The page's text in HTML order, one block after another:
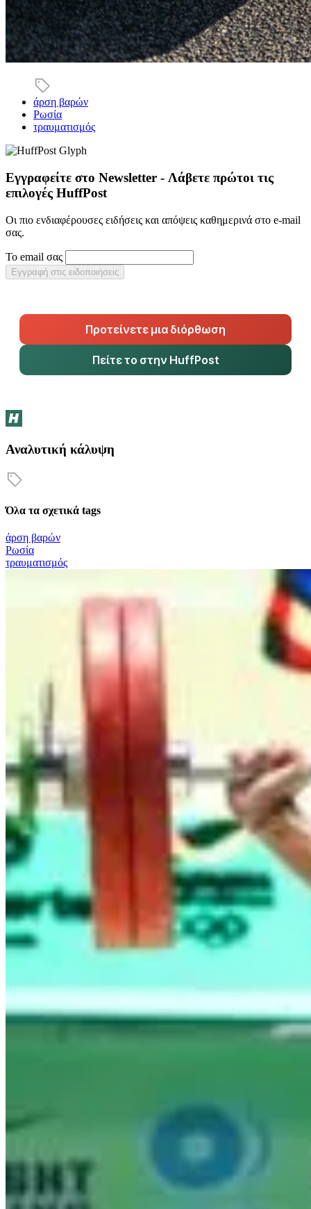
άρση βαρών
Ρωσία
τραυματισμός
Εγγραφείτε στο Newsletter - Λάβετε πρώτοι τις
επιλογές HuffPost
Οι πιο ενδιαφέρουσες ειδήσεις και απόψεις καθημερινά στο e-mail
σας.
Το email σας
Εγγραφή στις ειδοποιήσεις
Προτείνετε μια διόρθωση
Πείτε το στην HuffPost
Αναλυτική κάλυψη
Όλα τα σχετικά tags
άρση βαρών
Ρωσία
τραυματισμός